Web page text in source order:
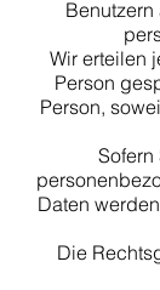
Wir erteilen
Person
Person,
Daten
​Die